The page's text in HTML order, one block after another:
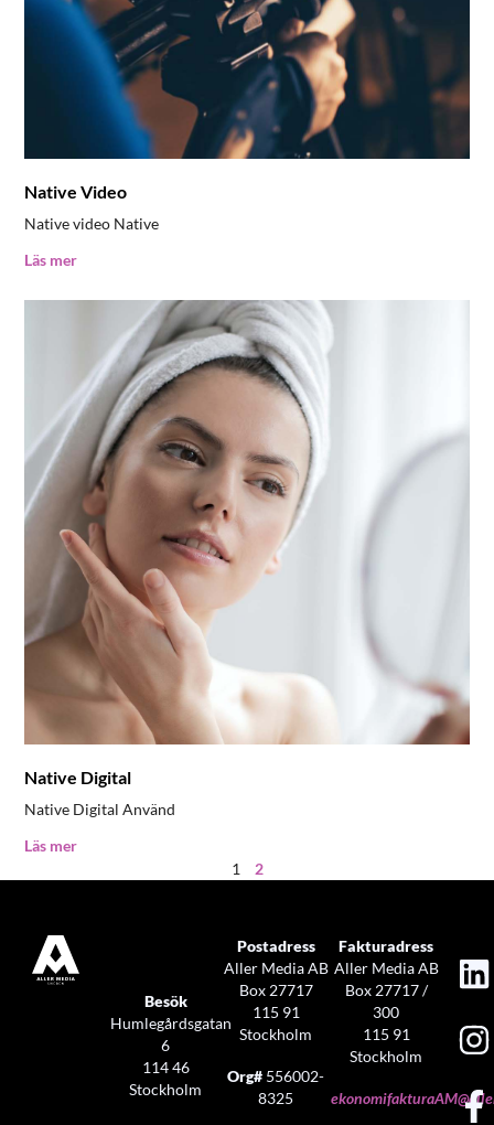
Native Video
Native video Native
Läs mer
Native Digital
Native Digital​ Använd
Läs mer
1
2
Besök
Humlegårdsgatan
6
114 46
Stockholm
Postadress
Aller Media AB
Box 27717
115 91
Stockholm
Org# 556002-
8325
Fakturadress
Aller Media AB
Box 27717 /
300
115 91
Stockholm